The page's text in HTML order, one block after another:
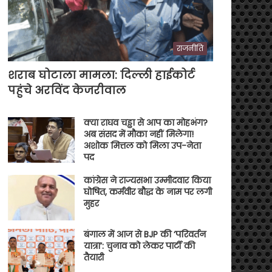
राजनीति
शराब घोटाला मामला: दिल्ली हाईकोर्ट
पहुंचे अरविंद केजरीवाल
क्या राघव चड्ढा से आप का मोहभंग?
अब संसद में मौका नहीं मिलेगा!
अशोक मित्तल को मिला उप-नेता
पद
कांग्रेस ने राज्यसभा उम्मीदवार किया
घोषित, कर्मवीर बौद्ध के नाम पर लगी
मुहर
बंगाल में आज से BJP की ‘परिवर्तन
यात्रा’: चुनाव को लेकर पार्टी की
तैयारी